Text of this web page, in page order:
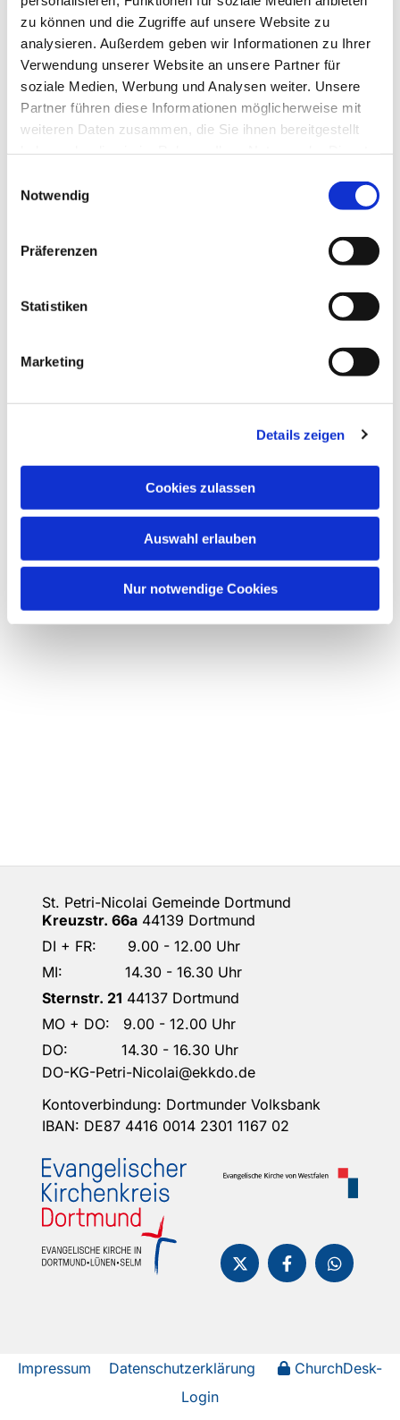
zu können und die Zugriffe auf unsere Website zu
analysieren. Außerdem geben wir Informationen zu Ihrer
Verwendung unserer Website an unsere Partner für
soziale Medien, Werbung und Analysen weiter. Unsere
Partner führen diese Informationen möglicherweise mit
weiteren Daten zusammen, die Sie ihnen bereitgestellt
Notwendig
Präferenzen
Statistiken
Marketing
Details zeigen
Cookies zulassen
Auswahl erlauben
Nur notwendige Cookies
St. Petri-Nicolai Gemeinde Dortmund
Kreuzstr. 66a 44139 Dortmund
DI + FR: 9.00 - 12.00 Uhr
MI: 14.30 - 16.30 Uhr
Sternstr. 21 44137 Dortmund
MO + DO: 9.00 - 12.00 Uhr
DO: 14.30 - 16.30 Uhr
DO-KG-Petri-Nicolai@ekkdo.de
Kontoverbindung: Dortmunder Volksbank
IBAN: DE87 4416 0014 2301 1167 02
Impressum Datenschutzerklärung
ChurchDesk-
Login